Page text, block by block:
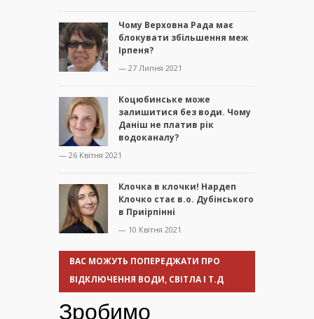
Чому Верховна Рада має
блокувати збільшення меж
Ірпеня?
— 27 Липня 2021
Коцюбинське може
залишитися без води. Чому
Даніш не платив рік
водоканалу?
— 26 Квітня 2021
Клочка в клочки! Нардеп
Клочко стає в.о. Дубінського
в Приірпінні
— 10 Квітня 2021
ВАС МОЖУТЬ ПОПЕРЕДЖАТИ ПРО
ВІДКЛЮЧЕННЯ ВОДИ, СВІТЛА І Т.Д